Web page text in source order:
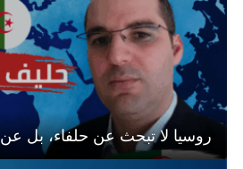
روسيا لا تبحث عن حلفاء، بل